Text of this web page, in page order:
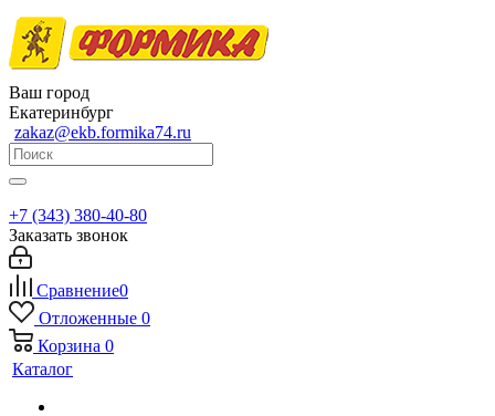
Ваш город
Екатеринбург
zakaz@ekb.formika74.ru
+7 (343) 380-40-80
Заказать звонок
Сравнение0
Отложенные 0
Корзина 0
Каталог